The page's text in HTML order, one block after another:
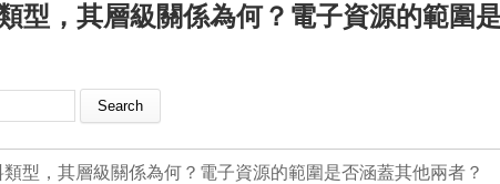
型，其層級關係為何？電子資源的範圍
型，其層級關係為何？電子資源的範圍是否涵蓋其他兩者？